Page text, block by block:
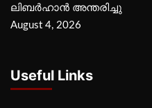
ലിബര്‍ഹാന്‍ അന്തരിച്ചു
August 4, 2026
Useful Links